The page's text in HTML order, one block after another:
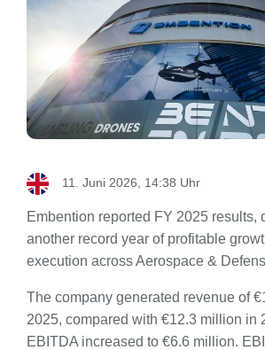
11. Juni 2026, 14:38 Uhr
Embention reported FY 2025 results,
another record year of profitable
execution across Aerospace &
The company generated revenue of
2025, compared with €12.3 million in
EBITDA increased to €6.6 million.